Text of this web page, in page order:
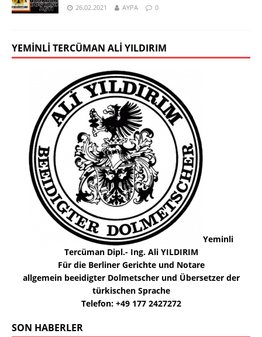
26.02.2021 AYPA 0
YEMINLI TERCÜMAN ALI YILDIRIM
Yeminli
Tercüman Dipl.- Ing. Ali YILDIRIM
Für die Berliner Gerichte und Notare
allgemein beeidigter Dolmetscher und Übersetzer der
türkischen Sprache
Telefon: +49 177 2427272
SON HABERLER